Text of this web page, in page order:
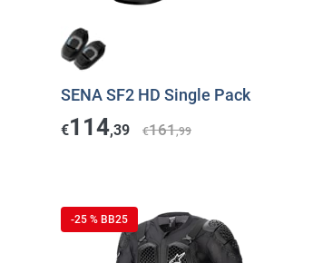
SENA SF2 HD Single Pack
€114,39 €161,99
-25 % BB25